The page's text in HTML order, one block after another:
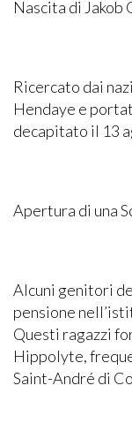
Nascita di Jakob
Ricercato dai
Hendaye e
decapitato il 13
Apertura di una
Alcuni genitori
pensione
Questi ragazzi
Hippolyte,
Saint-André di